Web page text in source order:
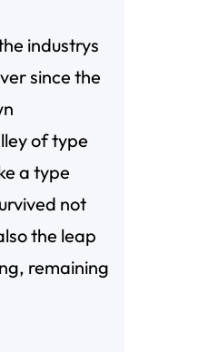
industrys
since the
of type
a type
not
the leap
remaining